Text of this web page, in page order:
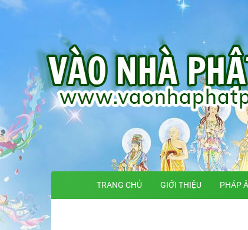
TRANG CHỦ GIỚI THIỆU PHÁP